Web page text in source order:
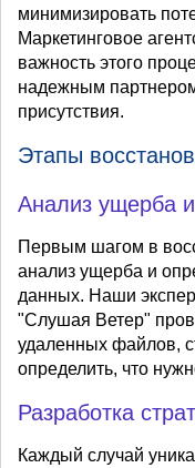
минимизировать
Маркетинговое
важность этого
надежным
присутствия.
Этапы
Анализ ущерба
Первым шагом в
анализ ущерба и
данных. Наши
"Слушая Ветер"
удаленных файлов,
определить, что
Разработка
Каждый случай